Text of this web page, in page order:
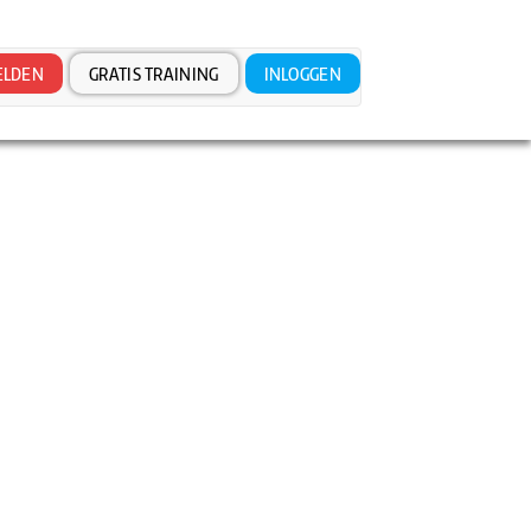
GRATIS TRAINING INLOGGEN